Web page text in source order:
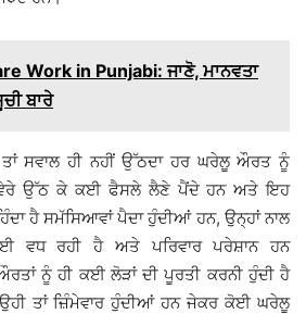
Work in Punjabi: ਜਾਣੋ, ਮਾਨਵਤਾ
ਬਾਰੇ
ਸਵਾਲ ਹੀ ਨਹੀਂ ਉੱਠਦਾ ਹਰ ਘਰੇਲੂ ਔਰਤ ਨੂੰ
ਉੱਠ ਕੇ ਕਈ ਫੈਸਲੇ ਲੈਣੇ ਪੈਂਦੇ ਹਨ ਅਤੇ ਇਹ
ਹੈ ਸਮੱਸਿਆਵਾਂ ਪੈਦਾ ਹੁੰਦੀਆਂ ਹਨ, ਉਨ੍ਹਾਂ ਨਾਲ
ਵਧ ਰਹੀ ਹੈ ਅਤੇ ਪਰਿਵਾਰ ਪਰੇਸ਼ਾਨ ਹਨ
ਨੂੰ ਹੀ ਕਈ ਲੋੜਾਂ ਦੀ ਪੂਰਤੀ ਕਰਨੀ ਹੁੰਦੀ ਹੈ
ਤਾਂ ਜ਼ਿੰਮੇਵਾਰ ਹੁੰਦੀਆਂ ਹਨ ਜੇਕਰ ਕੋਈ ਘਰੇਲੂ